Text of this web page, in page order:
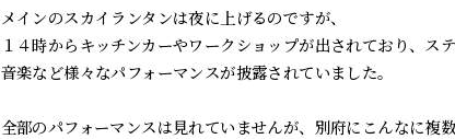
メインのスカイランタンは夜に上げるのですが、
１４時からキッチンカーやワークショップが出されており、ス
音楽など様々なパフォーマンスが披露されていました。
全部のパフォーマンスは見れていませんが、別府にこんなに複